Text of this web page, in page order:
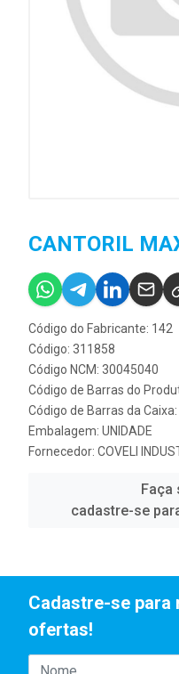
CANTORIL
Código do Fabricante: 142
Código: 311858
Código NCM: 30045040
Código de Barras do
Código de Barras da
Embalagem: UNIDADE
Fornecedor: COVELI
Faça
cadastre-se
Cadastre-se para
ofertas!